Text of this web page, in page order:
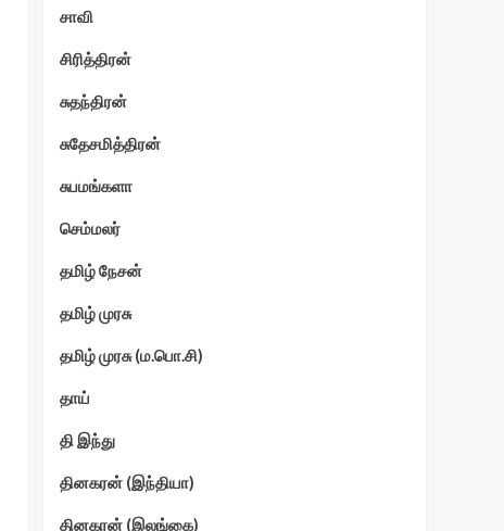
சாவி
சிரித்திரன்
சுதந்திரன்
சுதேசமித்திரன்
சுபமங்களா
செம்மலர்
தமிழ் நேசன்
தமிழ் முரசு
தமிழ் முரசு (ம.பொ.சி)
தாய்
தி இந்து
தினகரன் (இந்தியா)
தினகரன் (இலங்கை)